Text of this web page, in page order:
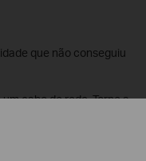
que não conseguiu
cabo de rede. Torne a